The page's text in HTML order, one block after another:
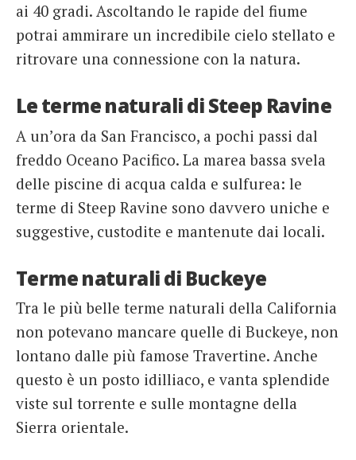
ai 40 gradi. Ascoltando le rapide del fiume
potrai ammirare un incredibile cielo stellato e
ritrovare una connessione con la natura.
Le terme naturali di Steep Ravine
A un’ora da San Francisco, a pochi passi dal
freddo Oceano Pacifico. La marea bassa svela
delle piscine di acqua calda e sulfurea: le
terme di Steep Ravine sono davvero uniche e
suggestive, custodite e mantenute dai locali.
Terme naturali di Buckeye
Tra le più belle terme naturali della California
non potevano mancare quelle di Buckeye, non
lontano dalle più famose Travertine. Anche
questo è un posto idilliaco, e vanta splendide
viste sul torrente e sulle montagne della
Sierra orientale.